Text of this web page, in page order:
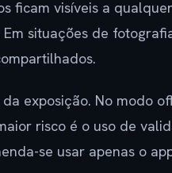
ficam visíveis a
situações de
exposição. No modo
risco é o uso de
se usar apenas o